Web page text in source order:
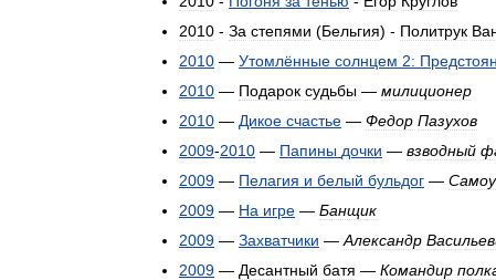
2010 - За степями (Бельгия) - Политрук
2010 — Утомлённые солнцем 2:
2010 — Подарок судьбы — милиционер
2010 — Дикое счастье — Федор Пазухов
2009-2010 — Папины дочки — взводный
2009 — Пелагия и белый бульдог —
2009 — На игре — Банщик
2009 — Захватчики — Александр
2009 — Десантный батя — Командир